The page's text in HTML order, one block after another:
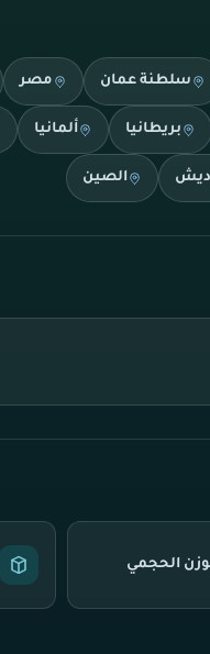
سلطنة عمان مصر
بريطانيا ألمانيا
الصين
الحجمي